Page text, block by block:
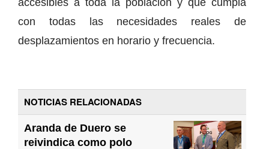
con todas las necesidades reales de
desplazamientos en horario y frecuencia.
NOTICIAS RELACIONADAS
Aranda de Duero se
reivindica como polo